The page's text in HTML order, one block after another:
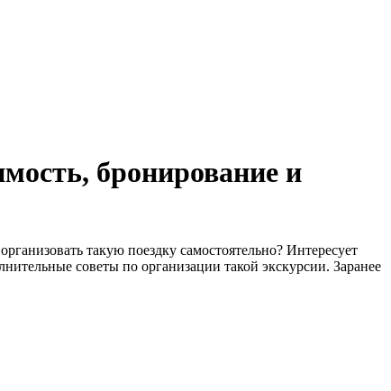
бронирование и
такую поездку самостоятельно? Интересует
советы по организации такой экскурсии. Заранее